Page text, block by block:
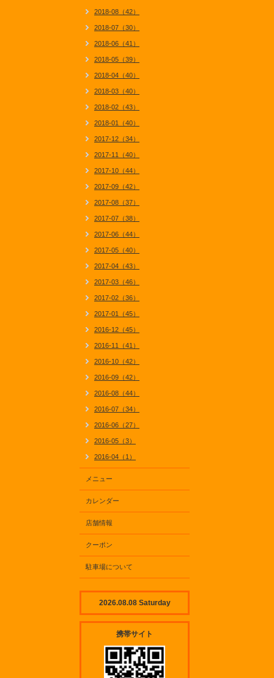
2018-08（42）
2018-07（30）
2018-06（41）
2018-05（39）
2018-04（40）
2018-03（40）
2018-02（43）
2018-01（40）
2017-12（34）
2017-11（40）
2017-10（44）
2017-09（42）
2017-08（37）
2017-07（38）
2017-06（44）
2017-05（40）
2017-04（43）
2017-03（46）
2017-02（36）
2017-01（45）
2016-12（45）
2016-11（41）
2016-10（42）
2016-09（42）
2016-08（44）
2016-07（34）
2016-06（27）
2016-05（3）
2016-04（1）
メニュー
カレンダー
店舗情報
クーポン
駐車場について
2026.08.08 Saturday
携帯サイト